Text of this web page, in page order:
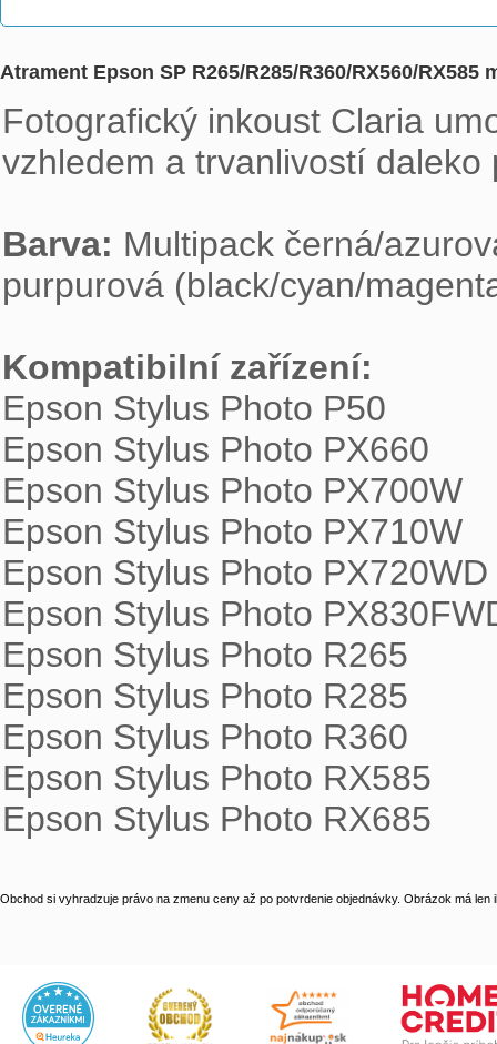
Atrament Epson SP R265/R285/R360/RX560/RX585
Fotografický inkoust Claria
vzhledem a trvanlivostí
Barva: Multipack černá/
purpurová (black/cyan/
Kompatibilní zařízení:
Epson Stylus Photo P50
Epson Stylus Photo PX660
Epson Stylus Photo PX700W
Epson Stylus Photo PX710W
Epson Stylus Photo PX720WD
Epson Stylus Photo
Epson Stylus Photo R265
Epson Stylus Photo R285
Epson Stylus Photo R360
Epson Stylus Photo RX585
Epson Stylus Photo RX685
Obchod si vyhradzuje právo na zmenu ceny až po potvrdenie objednávky. Obrázok má len